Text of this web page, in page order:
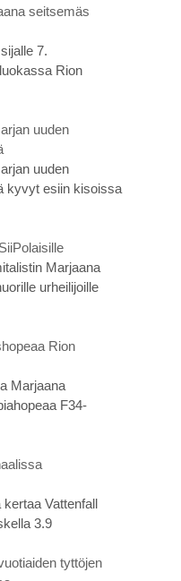
seitsemäs
7.
Rion
uuden
uuden
kyvyt esiin kisoissa
Marjaana
urheilijoille
Rion
Marjaana
F34-
Vattenfall
3.9
tyttöjen